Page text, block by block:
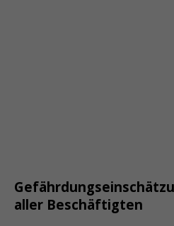
aller Beschäftigten